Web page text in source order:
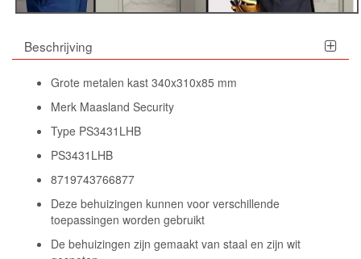
Beschrijving
Grote metalen kast 340x310x85 mm
Merk Maasland Security
Type PS3431LHB
PS3431LHB
8719743766877
Deze behuizingen kunnen voor verschillende
toepassingen worden gebruikt
De behuizingen zijn gemaakt van staal en zijn wit